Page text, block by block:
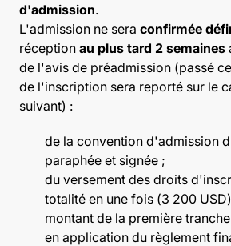
d'admission.
L'admission ne sera confirmée
réception au plus tard 2 semaines
de l'avis de préadmission (passé
de l'inscription sera reporté sur le
suivant) :
de la convention d'admission
paraphée et signée ;
du versement des droits
totalité en une fois (3 200
montant de la première
en application du règlement